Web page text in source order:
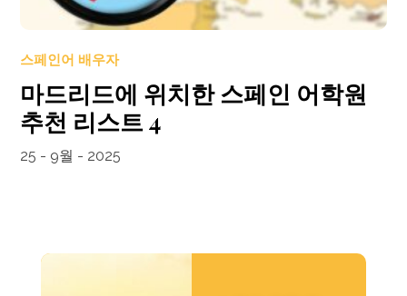
스페인어 배우자
마드리드에 위치한 스페인 어학원
추천 리스트 4
25 - 9월 - 2025